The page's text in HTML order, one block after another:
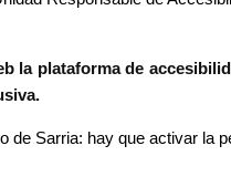
la plataforma de
de Sarria: hay que activar